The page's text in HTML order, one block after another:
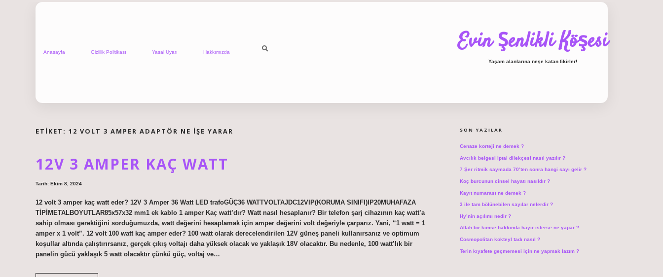
Anasayfa Gizlilik Politikası Yasal Uyarı Hakkımızda Evin Şenlikli Köşesi
Yaşam alanlarına neşe katan fikirler!
ETIKET: 12 VOLT 3 AMPER ADAPTÖR NE IŞE YARAR
12V 3 AMPER KAÇ WATT
Tarih: Ekim 8, 2024
12 volt 3 amper kaç watt eder? 12V 3 Amper 36 Watt LED trafoGÜÇ36 WATTVOLTAJDC12VIP(KORUMA SINIFI)IP20MUHAFAZA
TİPİMETALBOYUTLAR85x57x32 mm1 ek kablo 1 amper Kaç watt’dır? Watt nasıl hesaplanır? Bir telefon şarj cihazının kaç watt’a
sahip olması gerektiğini sorduğumuzda, watt değerini hesaplamak için amper değerini volt değeriyle çarparız. Yani, “1 watt = 1
amper x 1 volt”. 12 volt 100 watt kaç amper eder? 100 watt olarak derecelendirilen 12V güneş paneli kullanırsanız ve optimum
koşullar altında çalıştırırsanız, gerçek çıkış voltajı daha yüksek olacak ve yaklaşık 18V olacaktır. Bu nedenle, 100 watt’lık bir
panelin gücü yaklaşık 5 watt olacaktır çünkü güç, voltaj ve…
SON YAZILAR
Cenaze korteji ne demek ?
Avcılık belgesi iptal dilekçesi nasıl yazılır ?
7 Şer ritmik saymada 70’ten sonra hangi sayı gelir ?
Koç burcunun cinsel hayatı nasıldır ?
Kayıt numarası ne demek ?
3 ile tam bölünebilen sayılar nelerdir ?
Hy’nin açılımı nedir ?
Allah bir kimse hakkında hayır isterse ne yapar ?
Cosmopolitan kokteyl tadı nasıl ?
Terin kıyafete geçmemesi için ne yapmak lazım ?